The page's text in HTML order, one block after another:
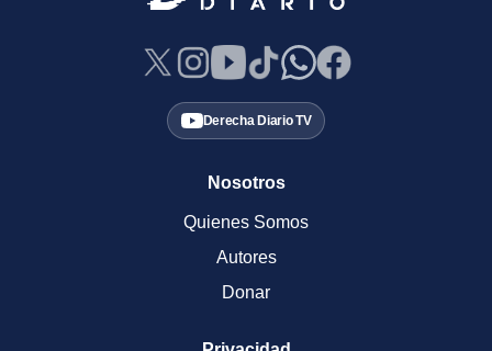
Derecha Diario TV
Nosotros
Quienes Somos
Autores
Donar